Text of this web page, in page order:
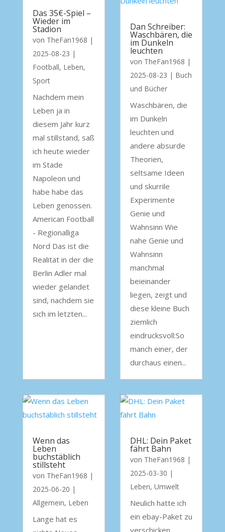
Das 35€-Spiel –
Wieder im
Stadion
von TheFan1968 |
2025-08-23 |
Football, Leben,
Sport
Nachdem mein
Leben ja in
diesem Jahr kurz
mal stillstand, saß
ich heute wieder
im Stade
Napoleon und
habe habe das
Leben genossen.
American Football
- Regionalliga
Nord Das ist die
Realität in der die
Berlin Adler mal
wieder gelandet
sind, nachdem sie
sich im letzten...
Dan Schreiber:
Waschbären, die
im Dunkeln
leuchten
von TheFan1968 |
2025-08-23 | Buch
und Bücher
Waschbären, die
im Dunkeln
leuchten und
andere absurde
Theorien,
seltsame Ideen
und skurrile
Experimente
Genie und
Wahnsinn Wie
nahe Genie und
Wahnsinn
manchmal
beieinander
liegen, zeigt und
diese kleine Buch
ziemlich
eindrucksvoll:So
manch einer, der
durchaus einen...
Wenn das
Leben
buchstäblich
stillsteht
von TheFan1968 |
2025-06-20 |
Allgemein, Leben
Lange hat es
DHL: Dein Paket
fährt Bahn
von TheFan1968 |
2025-03-30 |
Leben, Umwelt
Neulich hatte ich
ein ebay-Paket zu
verschicken.